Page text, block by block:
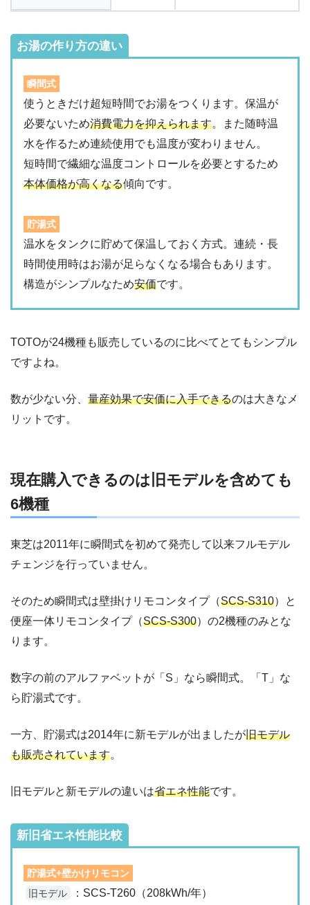
お湯の作り方の違い
瞬間式
使うときだけ超短時間でお湯をつくります。保温が
必要ないため消費電力を抑えられます。また随時温
水を作るため連続使用でも温度が変わりません。
短時間で繊細な温度コントロールを必要とするため
本体価格が高くなる傾向です。
貯湯式
温水をタンクに貯めて保温しておく方式。連続・長
時間使用時はお湯が足らなくなる場合もあります。
構造がシンプルなため安価です。
TOTOが24機種も販売しているのに比べてとてもシンプル
ですよね。
数が少ない分、 量産効果で安価に入手できるのは大きなメ
リットです。
現在購入できるのは旧モデルを含めても
6機種
東芝は2011年に瞬間式を初めて発売して以来フルモデル
チェンジを行っていません。
そのため瞬間式は壁掛けリモコンタイプ（SCS-S310）と
便座一体リモコンタイプ（SCS-S300）の2機種のみとな
ります。
数字の前のアルファベットが「S」なら瞬間式。「T」な
ら貯湯式です。
一方、貯湯式は2014年に新モデルが出ましたが旧モデル
も販売されています。
旧モデルと新モデルの違いは省エネ性能です。
新旧省エネ性能比較
貯湯式+壁かけリモコン
旧モデル
：SCS-T260（208kWh/年）